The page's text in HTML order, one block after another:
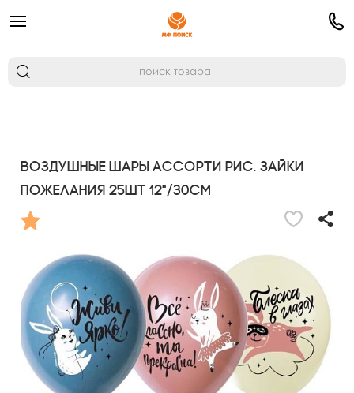
Воздушные шары ассорти рис. Зайки
Пожелания 25шт 12"/30см